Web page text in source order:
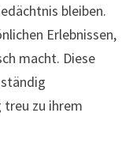
bleiben.
Erlebnissen,
macht. Diese
zu ihrem